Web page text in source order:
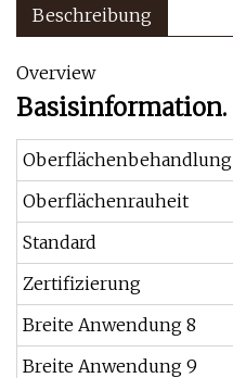
Beschreibung
Overview
Basisinformation.
Oberflächenbehandlung
Oberflächenrauheit
Standard
Zertifizierung
Breite Anwendung 8
Breite Anwendung 9